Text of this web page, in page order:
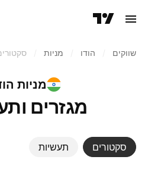
שווקים הודו‏ מניות‏
מניות
מגזרים
סקטורים תעשיות